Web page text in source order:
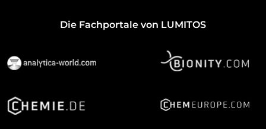
Die Fachportale von LUMITOS